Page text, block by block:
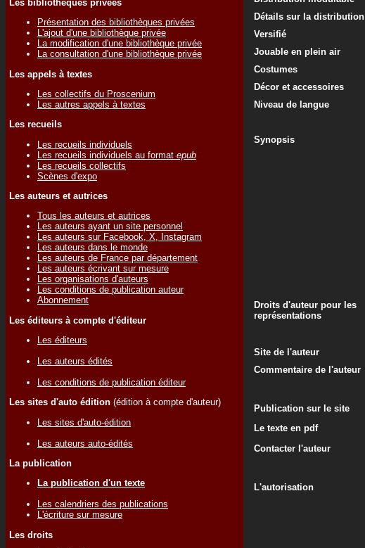
Les bibliothèques privées
Présentation des bibliothèques privées
L'ajout d'une bibliothèque privée
La modification d'une bibliothèque privée
La consultation d'une bibliothèque privée
Les appels à textes
Les collectifs du Proscenium
Les autres appels à textes
Les recueils
Les recueils individuels
Les recueils individuels au format epub
Les recueils collectifs
Scènes d'expo
Les auteurs et autrices
Tous les auteurs et autrices
Les auteurs ayant un site personnel
Les auteurs sur Facebook, X, Instagram
Les auteurs dans le monde
Les auteurs de France par département
Les auteurs écrivant sur mesure
Les organisations d'auteurs
Les conditions de publication auteur
Abonnement
Les éditeurs à compte d'éditeur
Les éditeurs
Les auteurs édités
Les conditions de publication éditeur
Les sites d'auto édition (édition à compte d'auteur)
Les sites d'auto-édition
Les auteurs auto-édités
La publication
La publication d'un texte
Les calendriers des publications
L'écriture sur mesure
Les droits
Détails sur la distribution
Versifié
Jouable en plein air
Costumes
Décor et accessoires
Niveau de langue
Synopsis
Droits d'auteur pour les
représentations
Site de l'auteur
Commentaire de l'auteur
Publication sur le site
Le texte en pdf
Contacter l'auteur
L'autorisation